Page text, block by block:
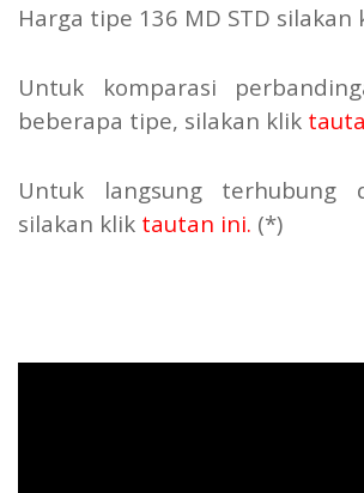
Harga tipe 136 MD STD silakan
Untuk komparasi
beberapa tipe, silakan klik
Untuk langsung terhubung
silakan klik tautan ini. (*)